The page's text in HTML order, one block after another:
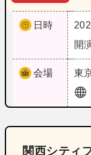
日時
開
会場 東
関西シティ